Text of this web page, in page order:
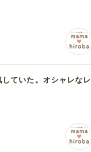
ていた。オシャレなレ